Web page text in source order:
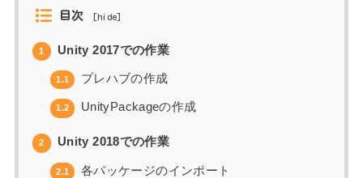
目次 [hide]
1 Unity 2017での作業
1.1 プレハブの作成
1.2 UnityPackageの作成
2 Unity 2018での作業
2.1 各パッケージのインポート